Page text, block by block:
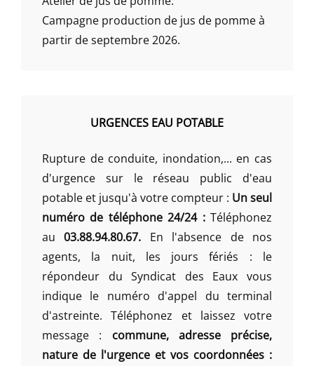
Campagne production de jus de pomme à
partir de septembre 2026.
URGENCES EAU POTABLE
Rupture de conduite, inondation,... en cas
d'urgence sur le réseau public d'eau
potable et jusqu'à votre compteur : Un seul
numéro de téléphone 24/24 :Téléphonez
au03.88.94.80.67. En l'absence de nos
agents, la nuit, les jours fériés : le
répondeur du Syndicat des Eaux vous
indique le numéro d'appel du terminal
d'astreinte. Téléphonez et laissez votre
message : commune, adresse précise,
nature de l'urgence et vos coordonnées :